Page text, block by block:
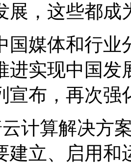
展，这些都成
国媒体和行业
进实现中国
宣布，再次强
计算解决方
建立、启用和